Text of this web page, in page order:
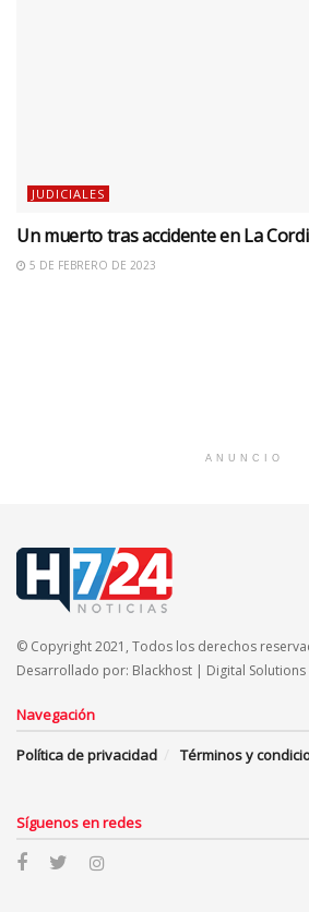
JUDICIALES
Un muerto tras accidente en La
5 DE FEBRERO DE 2023
ANUNCIO
© Copyright 2021, Todos los derechos
Desarrollado por: Blackhost | Digital Solutions
Navegación
Política de privacidad Términos y
Síguenos en redes